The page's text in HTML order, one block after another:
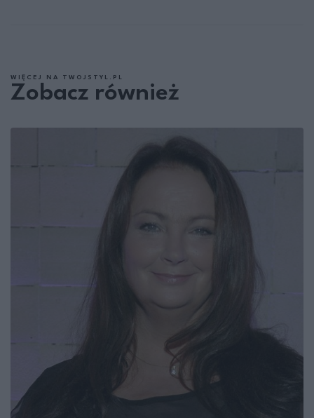
WIĘCEJ NA TWOJSTYL.PL
Zobacz również